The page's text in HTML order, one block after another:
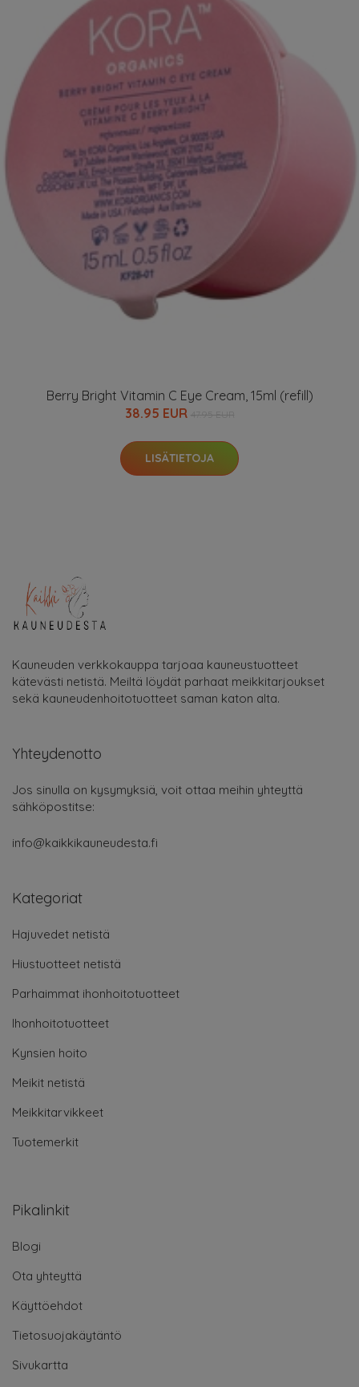
Berry Bright Vitamin C Eye Cream, 15ml (refill)
38.95 EUR
LISÄTIETOJA
Kauneuden verkkokauppa tarjoaa kauneustuotteet
kätevästi netistä. Meiltä löydät parhaat meikkitarjoukset
sekä kauneudenhoitotuotteet saman katon alta.
Yhteydenotto
Jos sinulla on kysymyksiä, voit ottaa meihin yhteyttä
sähköpostitse:
info@kaikkikauneudesta.fi
Kategoriat
Hajuvedet netistä
Hiustuotteet netistä
Parhaimmat ihonhoitotuotteet
Ihonhoitotuotteet
Kynsien hoito
Meikit netistä
Meikkitarvikkeet
Tuotemerkit
Pikalinkit
Blogi
Ota yhteyttä
Käyttöehdot
Tietosuojakäytäntö
Sivukartta